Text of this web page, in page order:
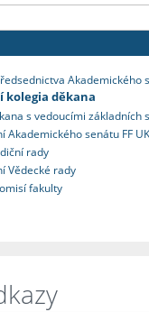
Akademického
kolegia děkana
s vedoucími základních
Akademického senátu FF UK
rady
Vědecké rady
fakulty